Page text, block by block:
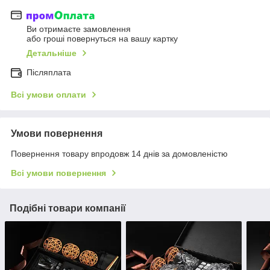
Ви отримаєте замовлення
або гроші повернуться на вашу картку
Детальніше
Післяплата
Всі умови оплати
Умови повернення
Повернення товару впродовж 14 днів за домовленістю
Всі умови повернення
Подібні товари компанії